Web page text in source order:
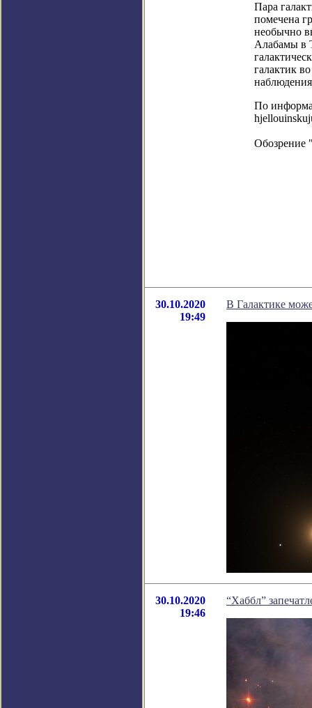
Пара
помечена
необычно
Алабамы в
галактик
По
Обозрение
30.10.2020
19:49
В Галактике
30.10.2020
19:46
“Хаббл”